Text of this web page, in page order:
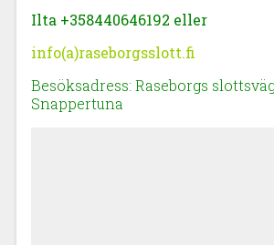
Ilta +358440646192 eller
info(a)raseborgsslott.fi
Besöksadress: Raseborgs slottsväg
Snappertuna